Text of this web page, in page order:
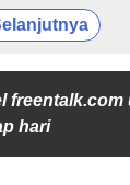
freentalk.com
hari